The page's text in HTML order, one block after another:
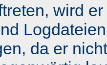
wird
da er